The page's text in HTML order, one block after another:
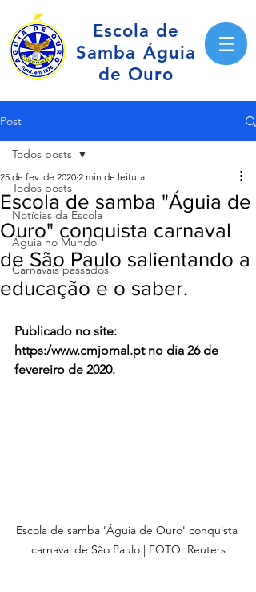
Escola de
Samba Águia
de Ouro
Post
Todos posts
Notícias da Escola
Águia no Mundo
Carnavais passados
Todos posts
Escola de samba "Águia de
Ouro" conquista carnaval
de São Paulo salientando a
educação e o saber.
25 de fev. de 2020 2 min de leitura
Publicado no site:
https:/www.cmjornal.pt no dia 26 de
fevereiro de 2020.
Escola de samba 'Águia de Ouro' conquista
carnaval de São Paulo | FOTO: Reuters